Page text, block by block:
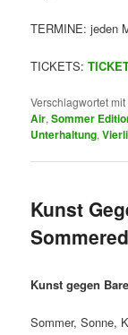
TERMINE: jeden
TICKETS:
Verschlagwortet mit
Air,Sommer
Unterhaltung,
Kunst
Kunst gegen
Sommer, Sonne,